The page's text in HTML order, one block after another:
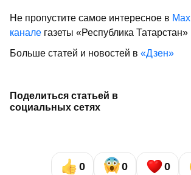
Не пропустите самое интересное в Max
канале газеты «Республика Татарстан»
Больше статей и новостей в «Дзен»
Поделиться статьей в
социальных сетях
0 0 0